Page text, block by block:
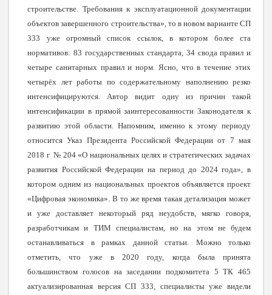
строительстве. Требования к эксплуатационной документации
объектов завершенного строительства», то в новом варианте СП
333 уже огромный список ссылок, в котором более ста
нормативов: 83 государственных стандарта, 34 свода правил и
четыре санитарных правил и норм. Ясно, что в течение этих
четырёх лет работы по содержательному наполнению резко
интенсифицируются. Автор видит одну из причин такой
интенсификации в прямой заинтересованности Законодателя к
развитию этой области. Напомним, именно к этому периоду
относится Указ Президента Российской Федерации от 7 мая
2018 г № 204 «О национальных целях и стратегических задачах
развития Российской Федерации на период до 2024 года», в
котором одним из национальных проектов объявляется проект
«Цифровая экономика». В то же время такая детализация может
и уже доставляет некоторый ряд неудобств, мягко говоря,
разработчикам и ТИМ специалистам, но на этом не будем
останавливаться в рамках данной статьи. Можно только
отметить, что уже в 2020 году, когда была принята
большинством голосов на заседании подкомитета 5 ТК 465
актуализированная версия СП 333, специалисты уже видели